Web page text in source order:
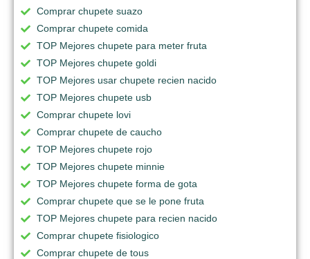
Comprar chupete suazo
Comprar chupete comida
TOP Mejores chupete para meter fruta
TOP Mejores chupete goldi
TOP Mejores usar chupete recien nacido
TOP Mejores chupete usb
Comprar chupete lovi
Comprar chupete de caucho
TOP Mejores chupete rojo
TOP Mejores chupete minnie
TOP Mejores chupete forma de gota
Comprar chupete que se le pone fruta
TOP Mejores chupete para recien nacido
Comprar chupete fisiologico
Comprar chupete de tous